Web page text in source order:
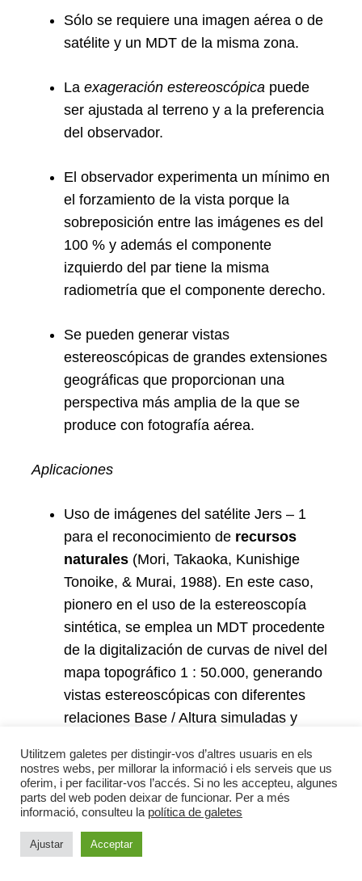
Sólo se requiere una imagen aérea o de
satélite y un MDT de la misma zona.
La exageración estereoscópica puede
ser ajustada al terreno y a la preferencia
del observador.
El observador experimenta un mínimo en
el forzamiento de la vista porque la
sobreposición entre las imágenes es del
100 % y además el componente
izquierdo del par tiene la misma
radiometría que el componente derecho.
Se pueden generar vistas
estereoscópicas de grandes extensiones
geográficas que proporcionan una
perspectiva más amplia de la que se
produce con fotografía aérea.
Aplicaciones
Uso de imágenes del satélite Jers – 1
para el reconocimiento de recursos
naturales (Mori, Takaoka, Kunishige
Tonoike, & Murai, 1988). En este caso,
pionero en el uso de la estereoscopía
sintética, se emplea un MDT procedente
de la digitalización de curvas de nivel del
mapa topográfico 1 : 50.000, generando
vistas estereoscópicas con diferentes
relaciones Base / Altura simuladas y
Análisisgeológico y geomorfológico:
Localización de fallas mediante un
MDT de 30 m de resolución
obtenido a partir de la interpolación
Utilitzem galetes per distingir-vos d’altres usuaris en els
nostres webs, per millorar la informació i els serveis que us
oferim, i per facilitar-vos l’accés. Si no les accepteu, algunes
parts del web poden deixar de funcionar. Per a més
informació, consulteu la política de galetes
Ajustar Acceptar